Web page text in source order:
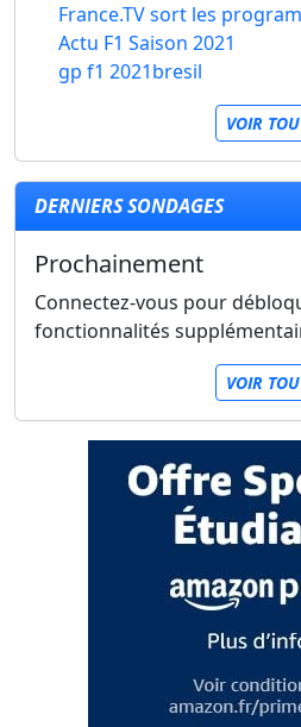
France.TV sort les
Actu F1 Saison 2021
gp f1 2021bresil
VOIR
DERNIERS SONDAGES
Prochainement
Connectez-vous pour
fonctionnalités
VOIR